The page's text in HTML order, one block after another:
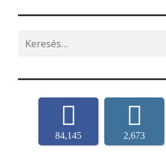
Search
for:
84,145 2,673